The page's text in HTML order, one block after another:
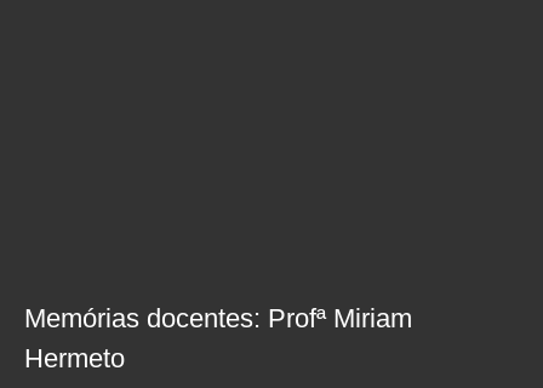
Memórias docentes: Profª Miriam
Hermeto